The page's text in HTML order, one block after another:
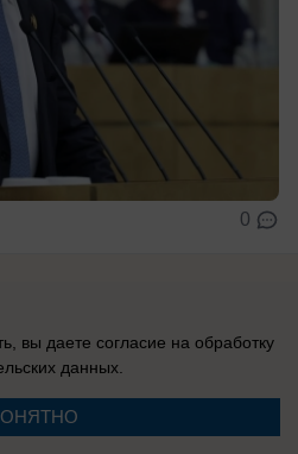
0
по ночам»:
вы даете согласие на обработку
данных.